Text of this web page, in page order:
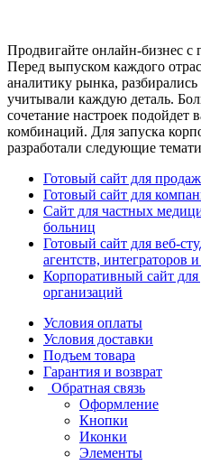
Продвигайте онлайн-бизнес
Перед выпуском каждого
аналитику рынка,
учитывали каждую деталь.
сочетание настроек подойдет
комбинаций. Для запуска
разработали следующие
Готовый сайт для
Готовый сайт для
Сайт для частных
больниц
Готовый сайт для веб-
агентств, интеграторов
Корпоративный сайт для
организаций
Условия оплаты
Условия доставки
Подъем товара
Гарантия и возврат
Обратная связь
Оформление
Кнопки
Иконки
Элементы